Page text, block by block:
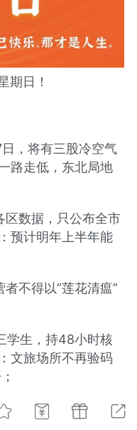
无创溶斑术
点击购买
普拉雅
溶斑术
一、项
草本
期日！
，将有三股冷空气
路走低，东北局地
区数据，只公布全市
预计明年上半年能
不得以”莲花清瘟”
学生，持48小时核
文旅场所不再验码
猪，每头奖励2500